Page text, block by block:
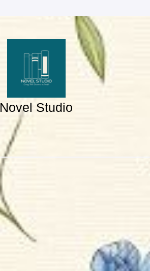
Novel Studio